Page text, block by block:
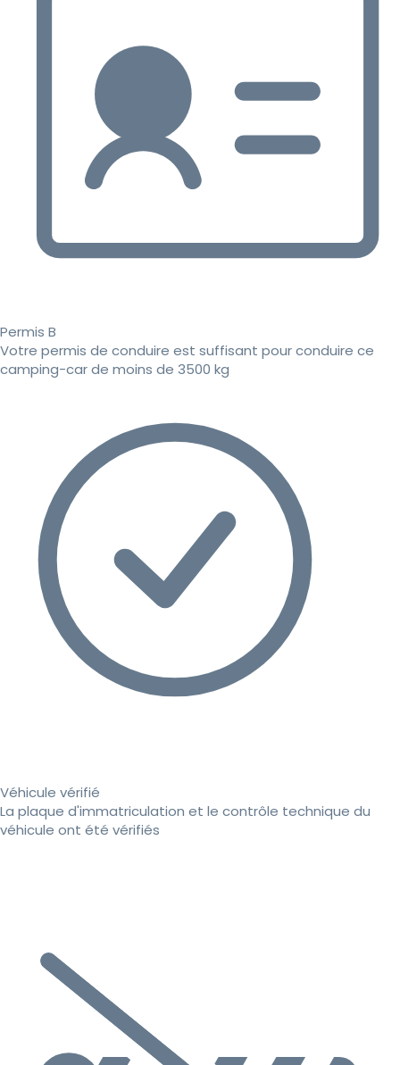
Permis B
Votre permis de conduire est suffisant pour conduire ce
camping-car de moins de 3500 kg
Véhicule vérifié
La plaque d'immatriculation et le contrôle technique du
véhicule ont été vérifiés